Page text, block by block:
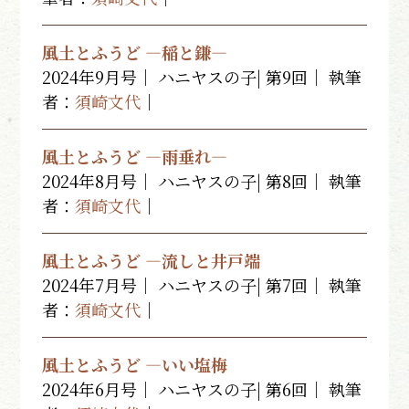
風土とふうど ―稲と鎌―
2024年9月号｜ ハニヤスの子| 第9回｜ 執筆
者：須崎文代 ｜
風土とふうど ―雨垂れ―
2024年8月号｜ ハニヤスの子| 第8回｜ 執筆
者：須崎文代 ｜
風土とふうど ―流しと井戸端
2024年7月号｜ ハニヤスの子| 第7回｜ 執筆
者：須崎文代 ｜
風土とふうど ―いい塩梅
2024年6月号｜ ハニヤスの子| 第6回｜ 執筆